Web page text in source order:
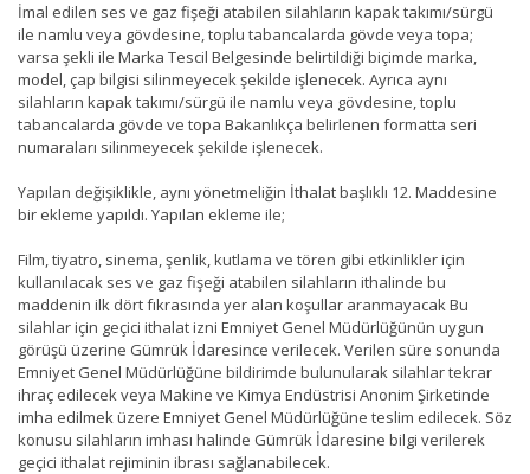
İmal edilen ses ve gaz fişeği atabilen silahların kapak takımı/sürgü
ile namlu veya gövdesine, toplu tabancalarda gövde veya topa;
varsa şekli ile Marka Tescil Belgesinde belirtildiği biçimde marka,
model, çap bilgisi silinmeyecek şekilde işlenecek. Ayrıca aynı
silahların kapak takımı/sürgü ile namlu veya gövdesine, toplu
tabancalarda gövde ve topa Bakanlıkça belirlenen formatta seri
numaraları silinmeyecek şekilde işlenecek.
Yapılan değişiklikle, aynı yönetmeliğin İthalat başlıklı 12. Maddesine
bir ekleme yapıldı. Yapılan ekleme ile;
Film, tiyatro, sinema, şenlik, kutlama ve tören gibi etkinlikler için
kullanılacak ses ve gaz fişeği atabilen silahların ithalinde bu
maddenin ilk dört fıkrasında yer alan koşullar aranmayacak Bu
silahlar için geçici ithalat izni Emniyet Genel Müdürlüğünün uygun
görüşü üzerine Gümrük İdaresince verilecek. Verilen süre sonunda
Emniyet Genel Müdürlüğüne bildirimde bulunularak silahlar tekrar
ihraç edilecek veya Makine ve Kimya Endüstrisi Anonim Şirketinde
imha edilmek üzere Emniyet Genel Müdürlüğüne teslim edilecek. Söz
konusu silahların imhası halinde Gümrük İdaresine bilgi verilerek
geçici ithalat rejiminin ibrası sağlanabilecek.